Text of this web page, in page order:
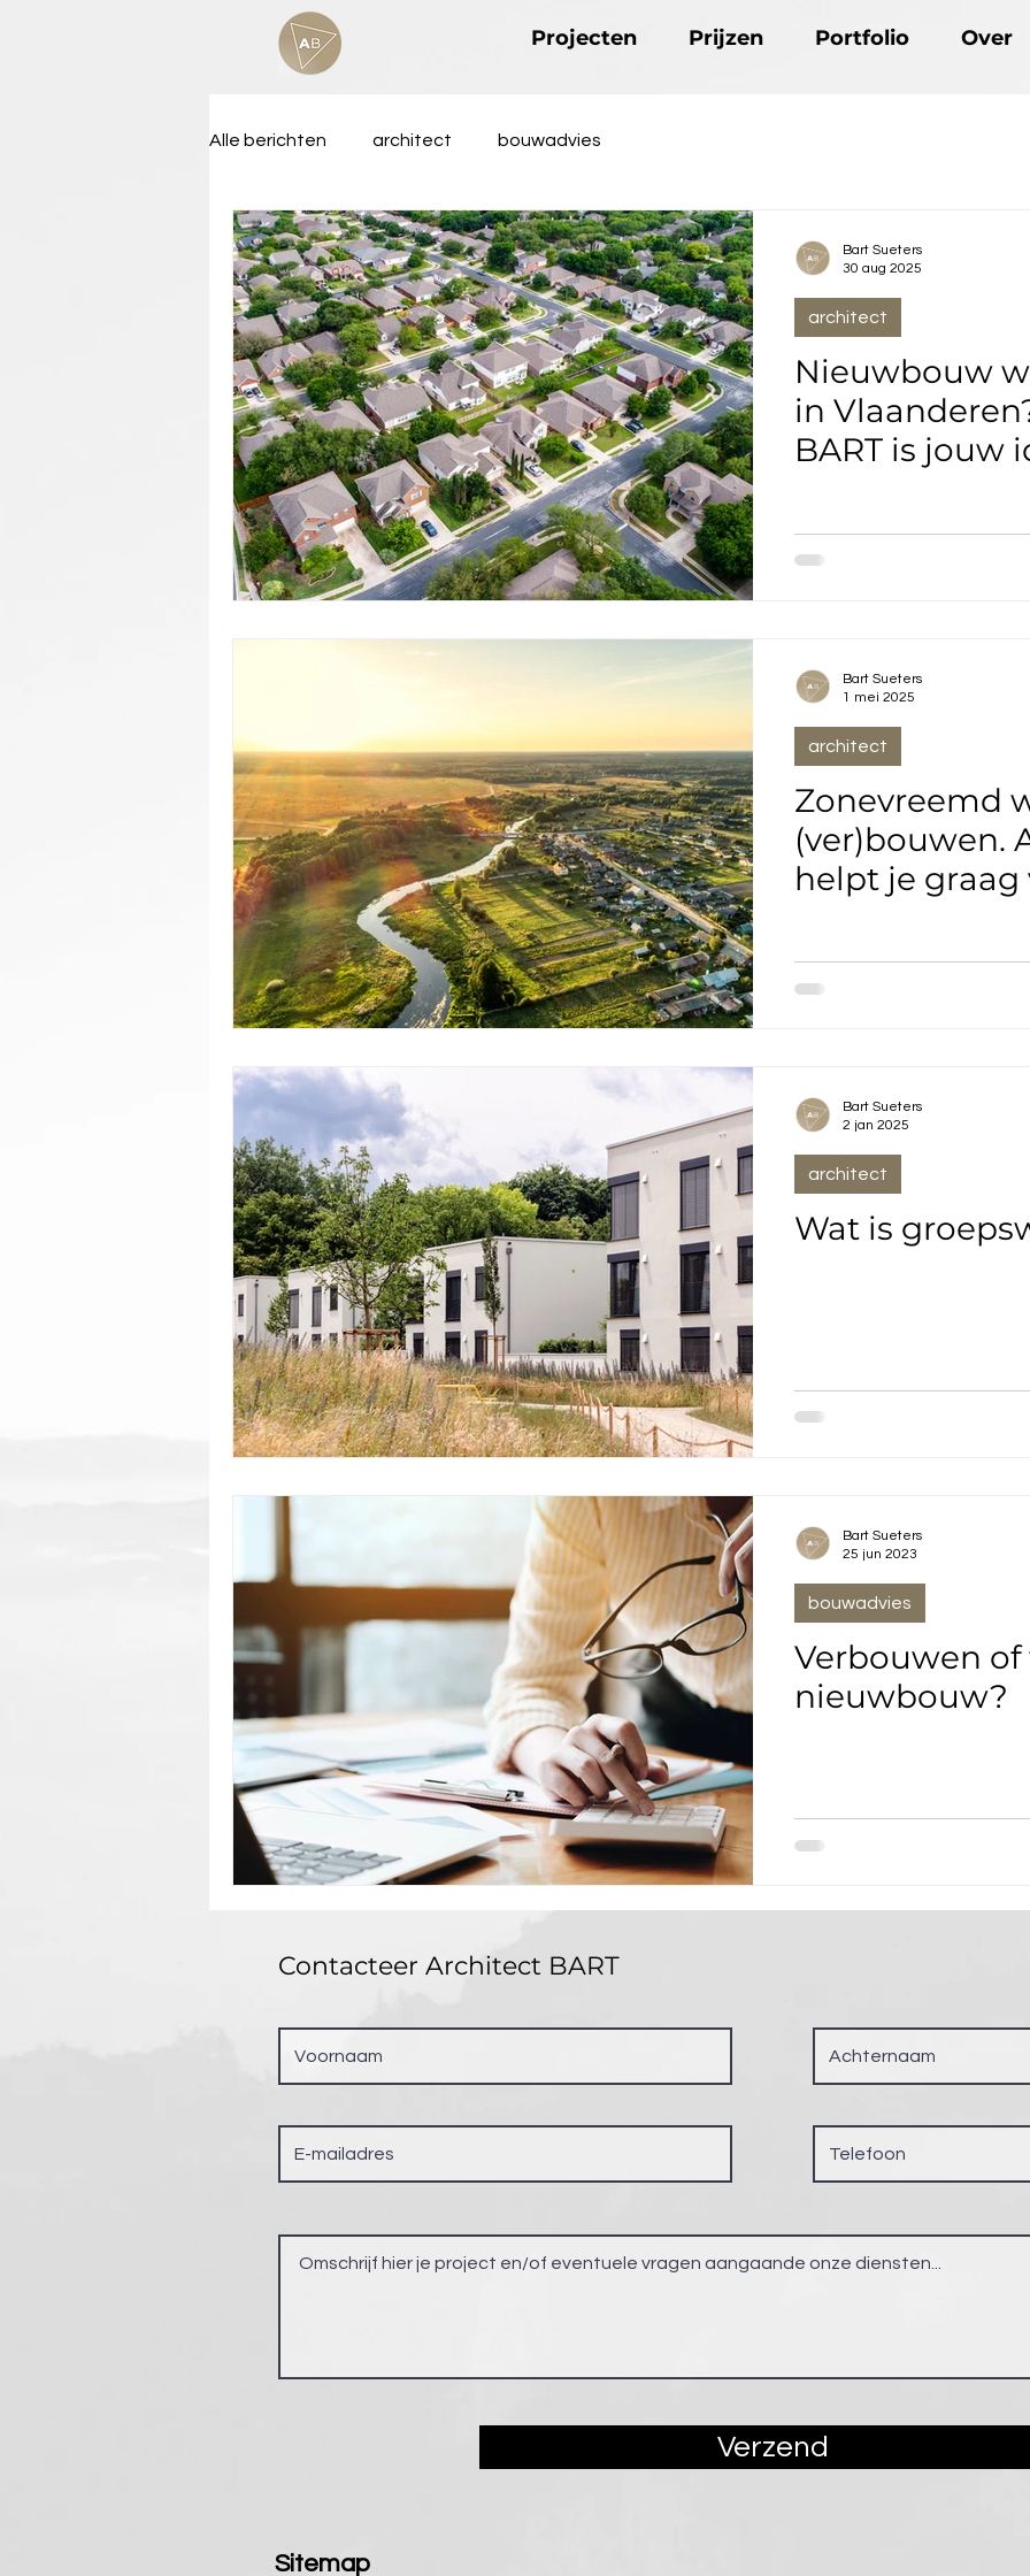
Projecten Prijzen Portfolio Over
Alle berichten architect bouwadvies
Nieuwbouw
in
BART is jouw
stijlvol wonen
architect
Bart Sueters
30 aug 2025
Zonevreemd
(ver)bouwen.
helpt je graag
architect
Bart Sueters
1 mei 2025
Wat is
architect
Bart Sueters
2 jan 2025
Verbouwen
nieuwbouw?
bouwadvies
Bart Sueters
25 jun 2023
Contacteer Architect BART
Verzend
Sitemap